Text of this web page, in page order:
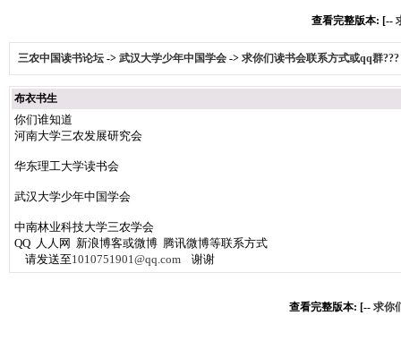
查看完整版本: [--
三农中国读书论坛 -> 武汉大学少年中国学会 -> 求你们读书会联系方式或qq群???
布衣书生
你们谁知道
河南大学三农发展研究会
华东理工大学读书会
武汉大学少年中国学会
中南林业科技大学三农学会
QQ 人人网 新浪博客或微博 腾讯微博等联系方式
请发送至1010751901@qq.com 谢谢
查看完整版本: [-- 求你